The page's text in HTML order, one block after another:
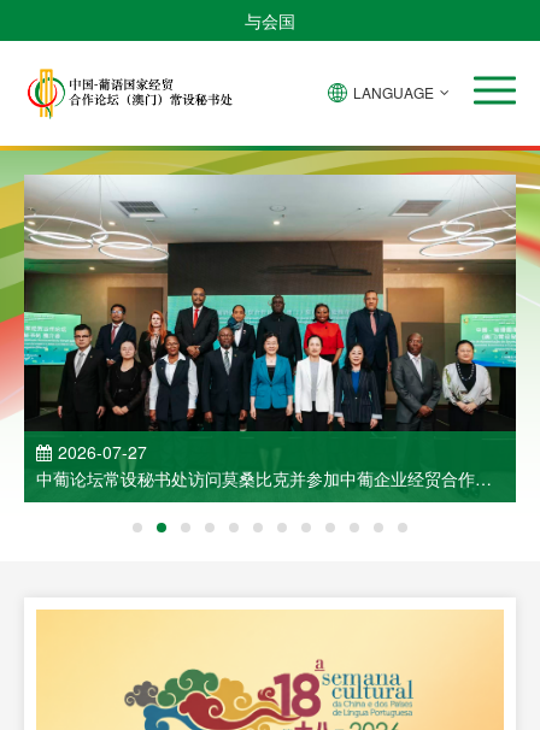
与会国
LANGUAGE
2026-07-27
中葡论坛常设秘书处访问莫桑比克并参加中葡企业经贸合作洽
谈会